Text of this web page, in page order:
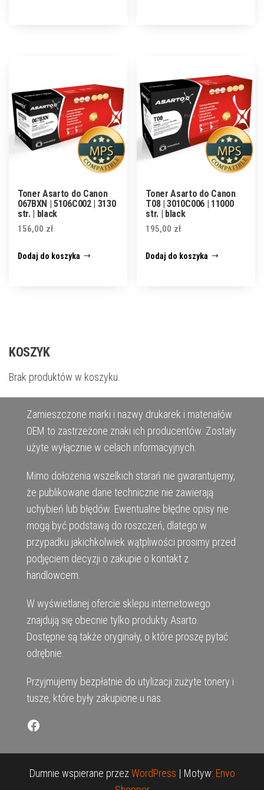
Toner Asarto do Canon
067BXN | 5106C002 | 3130
str. | black
156,00 zł
Dodaj do koszyka
Toner Asarto do Canon
T08 | 3010C006 | 11000
str. | black
195,00 zł
Dodaj do koszyka
KOSZYK
Brak produktów w koszyku.
Zamieszczone marki i nazwy drukarek i materiałów
OEM to zastrzeżone znaki ich producentów. Zostały
użyte wyłącznie w celach informacyjnych.
Mimo dołożenia wszelkich starań nie gwarantujemy,
że publikowane dane techniczne nie zawierają
uchybień lub błędów. Ewentualne błędne opisy nie
mogą być podstawą do roszczeń, dlatego w
przypadku jakichkolwiek wątpliwości prosimy przed
podjęciem decyzji o zakupie o kontakt z
handlowcem.
W wyświetlanej ofercie sklepu internetowego
znajdują się obecnie tylko produkty Asarto.
Dostępne są także oryginały, o które proszę pytać
odrębnie.
Przyjmujemy bezpłatnie do utylizacji zużyte tonery i
tusze, które były zakupione u nas.
Facebook
Dumnie wspierane przez WordPress | Motyw: Envo